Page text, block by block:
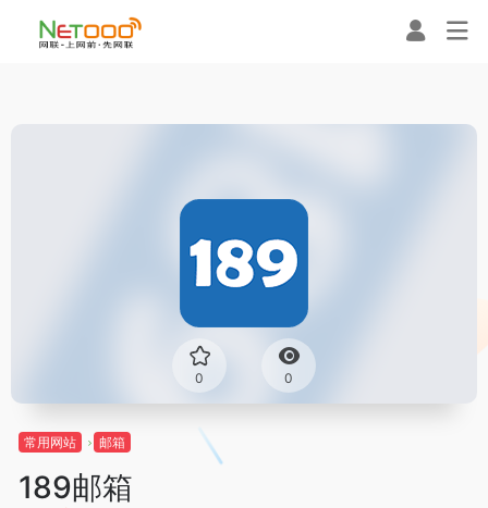
0 0
常用网站 邮箱
189邮箱